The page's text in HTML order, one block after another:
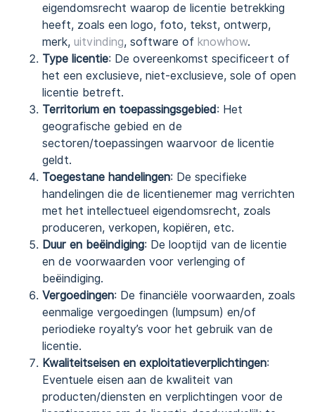
eigendomsrecht waarop de licentie betrekking
heeft, zoals een logo, foto, tekst, ontwerp,
merk, uitvinding, software of knowhow.
Type licentie: De overeenkomst specificeert of
het een exclusieve, niet-exclusieve, sole of open
licentie betreft.
Territorium en toepassingsgebied: Het
geografische gebied en de
sectoren/toepassingen waarvoor de licentie
geldt.
Toegestane handelingen: De specifieke
handelingen die de licentienemer mag verrichten
met het intellectueel eigendomsrecht, zoals
produceren, verkopen, kopiëren, etc.
Duur en beëindiging: De looptijd van de licentie
en de voorwaarden voor verlenging of
beëindiging.
Vergoedingen: De financiële voorwaarden, zoals
eenmalige vergoedingen (lumpsum) en/of
periodieke royalty’s voor het gebruik van de
licentie.
Kwaliteitseisen en exploitatieverplichtingen:
Eventuele eisen aan de kwaliteit van
producten/diensten en verplichtingen voor de